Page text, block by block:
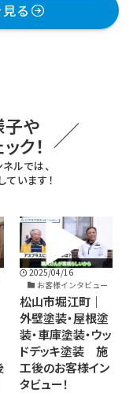
る
子や
ク！
ルでは、
います！
2025/04/16
お客様インタビュー
松山市堀江町｜
外壁塗装・屋根塗
装・木テラス・外塀
塗装 施工後のお
客様インタビュ
ー！